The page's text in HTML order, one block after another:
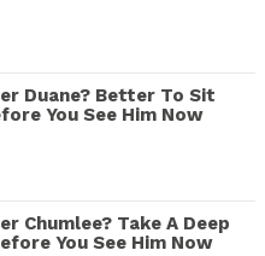
Duane? Better To Sit
You See Him Now
Chumlee? Take A Deep
You See Him Now